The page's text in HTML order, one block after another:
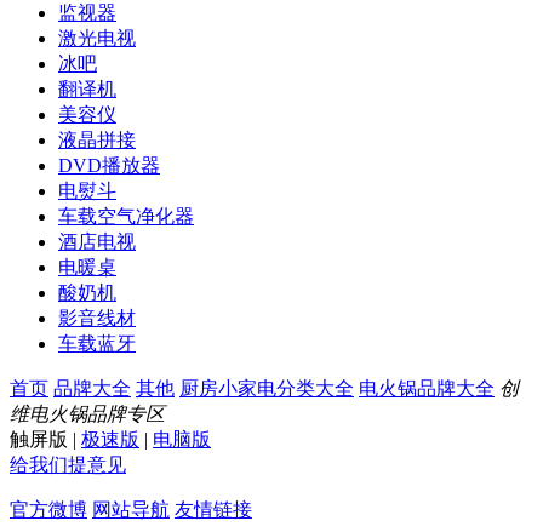
监视器
激光电视
冰吧
翻译机
美容仪
液晶拼接
DVD播放器
电熨斗
车载空气净化器
酒店电视
电暖桌
酸奶机
影音线材
车载蓝牙
首页 品牌大全 其他 厨房小家电分类大全 电火锅品牌大全 创
维电火锅品牌专区
触屏版 | 极速版 | 电脑版
给我们提意见
官方微博 网站导航 友情链接